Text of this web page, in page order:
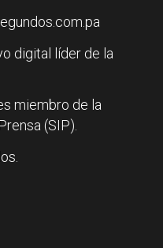
digital líder de la
miembro de la
(SIP).